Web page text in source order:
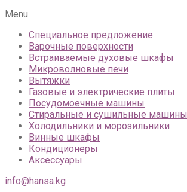
Menu
Специальное предложение
Варочные поверхности
Встраиваемые духовые шкафы
Микроволновые печи
Вытяжки
Газовые и электрические плиты
Посудомоечные машины
Стиральные и сушильные машины
Холодильники и морозильники
Винные шкафы
Кондиционеры
Аксессуары
info@hansa.kg